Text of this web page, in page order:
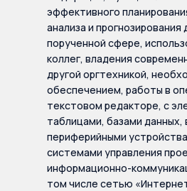
эффективного
анализа и
порученной сфере,
коллег, владения
другой оргтехникой,
обеспечением, работы в
текстовом редакторе, с
таблицами, базами данных,
периферийными
системами управления
информационно-
том числе сетью